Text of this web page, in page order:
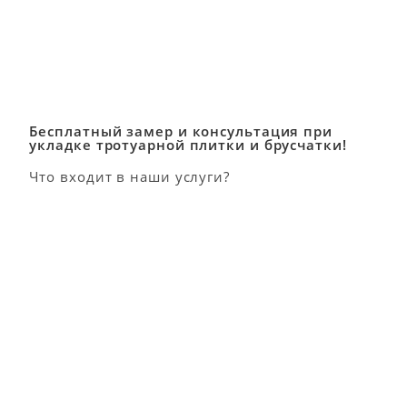
Бесплатный замер и консультация при
укладке тротуарной плитки и брусчатки!
Что входит в наши услуги?